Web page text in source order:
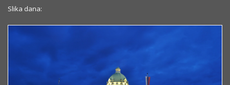
Slika dana: